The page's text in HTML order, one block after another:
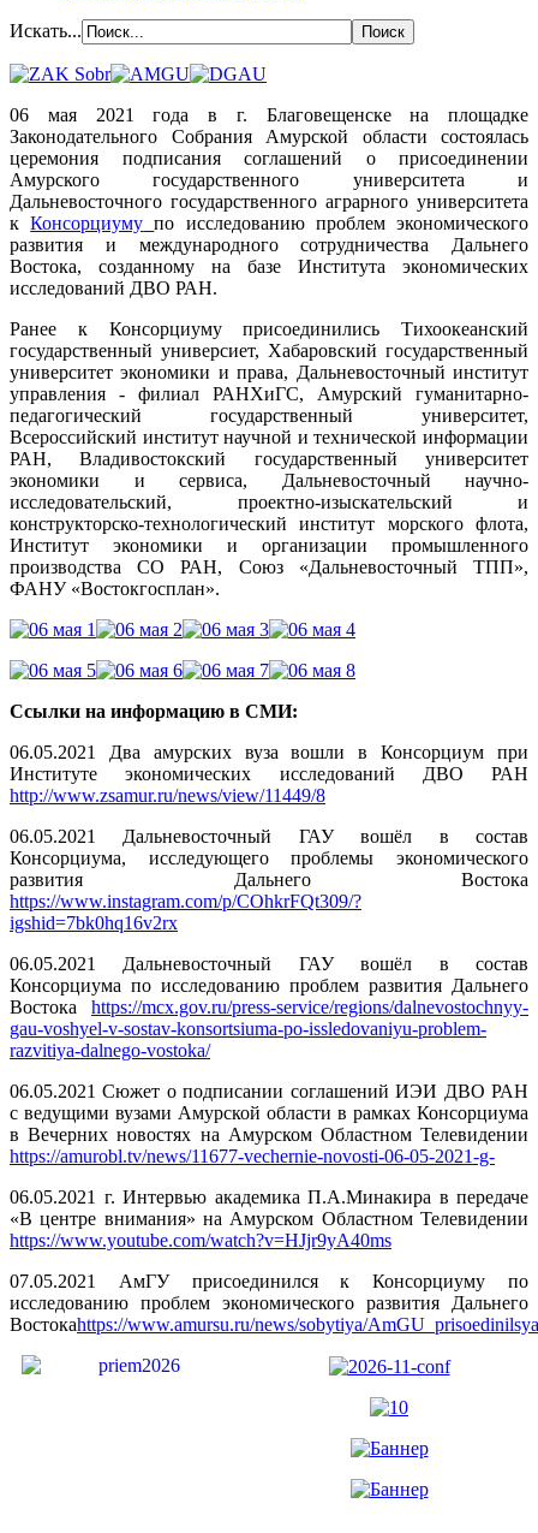
Искать...
06 мая 2021 года в г. Благовещенске на площадке
Законодательного Собрания Амурской области состоялась
церемония подписания соглашений о присоединении
Амурского государственного университета и
Дальневосточного государственного аграрного университета
кКонсорциуму по исследованию проблем экономического
развития и международного сотрудничества Дальнего
Востока, созданному на базе Института экономических
исследований ДВО РАН.
Ранее к Консорциуму присоединились Тихоокеанский
государственный универсиет, Хабаровский государственный
университет экономики и права, Дальневосточный институт
управления - филиал РАНХиГС, Амурский гуманитарно-
педагогический государственный университет,
Всероссийский институт научной и технической информации
РАН, Владивостокский государственный университет
экономики и сервиса, Дальневосточный научно-
исследовательский, проектно-изыскательский и
конструкторско-технологический институт морского флота,
Институт экономики и организации промышленного
производства СО РАН, Союз «Дальневосточный ТПП»,
ФАНУ «Востокгосплан».
Ссылки на информацию в СМИ:
06.05.2021 Два амурских вуза вошли в Консорциум при
Институте экономических исследований ДВО РАН
http://www.zsamur.ru/news/view/11449/8
06.05.2021 Дальневосточный ГАУ вошёл в состав
Консорциума, исследующего проблемы экономического
развития Дальнего Востока
https://www.instagram.com/p/COhkrFQt309/?
igshid=7bk0hq16v2rx
06.05.2021 Дальневосточный ГАУ вошёл в состав
Консорциума по исследованию проблем развития Дальнего
Востока https://mcx.gov.ru/press-service/regions/dalnevostochnyy-
gau-voshyel-v-sostav-konsortsiuma-po-issledovaniyu-problem-
razvitiya-dalnego-vostoka/
06.05.2021 Сюжет о подписании соглашений ИЭИ ДВО РАН
с ведущими вузами Амурской области в рамках Консорциума
в Вечерних новостях на Амурском Областном Телевидении
https://amurobl.tv/news/11677-vechernie-novosti-06-05-2021-g-
06.05.2021 г. Интервью академика П.А.Минакира в передаче
«В центре внимания» на Амурском Областном Телевидении
https://www.youtube.com/watch?v=HJjr9yA40ms
07.05.2021 АмГУ присоединился к Консорциуму по
исследованию проблем экономического развития Дальнего
Востокаhttps://www.amursu.ru/news/sobytiya/